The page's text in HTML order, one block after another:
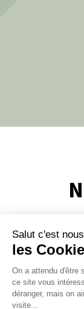
Salut c'est
les
On a attendu d'être
ce site vous
déranger, mais on
visite...